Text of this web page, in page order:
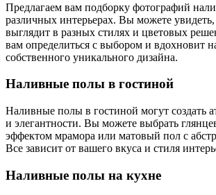
Предлагаем вам подборку фотографий
различных интерьерах. Вы можете
выглядит в разных стилях и цветовых
вам определиться с выбором и вдохновит
собственного уникального дизайна.
Наливные полы в гостиной
Наливные полы в гостиной могут создать
и элегантности. Вы можете выбрать
эффектом мрамора или матовый пол с
Все зависит от вашего вкуса и стиля
Наливные полы на кухне